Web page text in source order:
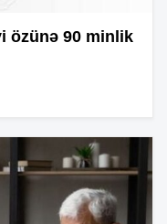
özünə 90 minlik